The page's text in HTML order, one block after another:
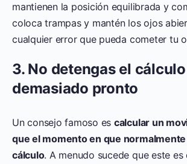
mantienen la posición equilibrada y
coloca trampas y mantén los ojos
cualquier error que pueda cometer tu
3. No detengas el cálculo
demasiado pronto
Un consejo famoso es calcular un
que el momento en que
cálculo. A menudo sucede que este